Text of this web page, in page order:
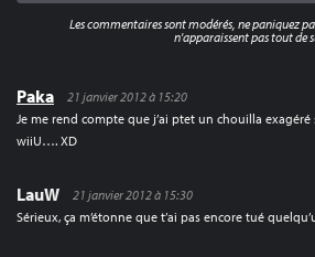
Paka
21 janvier 2012 à 15:20
Je me rend compte que j’ai ptet un chouilla
wiiU…. XD
LauW
21 janvier 2012 à 15:30
Sérieux, ça m’étonne que t’ai pas encore tué
Les commentaires sont modérés, ne paniquez
n'apparaissent pas tout de